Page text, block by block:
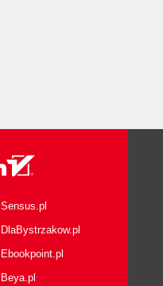
Sensus.pl
DlaBystrzakow.pl
Ebookpoint.pl
Beya.pl